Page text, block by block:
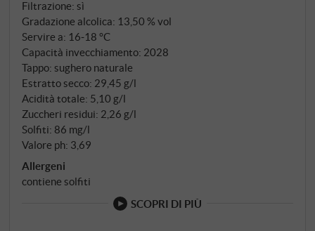
Filtrazione: sì
Gradazione alcolica: 13,50 % vol
Servire a: 16‑18 °C
Capacità invecchiamento: 2028
Tappo: sughero naturale
Estratto secco: 29,45 g/l
Acidità totale: 5,10 g/l
Zuccheri residui: 2,26 g/l
Solfiti: 86 mg/l
Valore ph: 3,69
Allergeni
contiene solfiti
SCOPRI DI PIÙ